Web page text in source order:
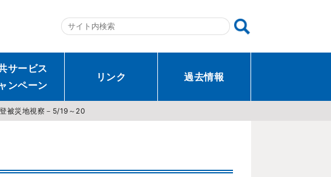
サービス
ンペーン
リンク 過去情報
被災地視察－5/19～20